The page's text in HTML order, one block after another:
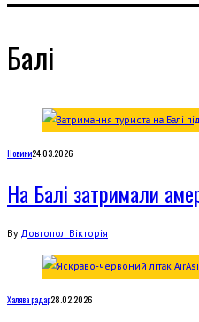
Балі
Новини24.03.2026
На Балі затримали
By Довгопол Вікторія
Халява радар28.02.2026